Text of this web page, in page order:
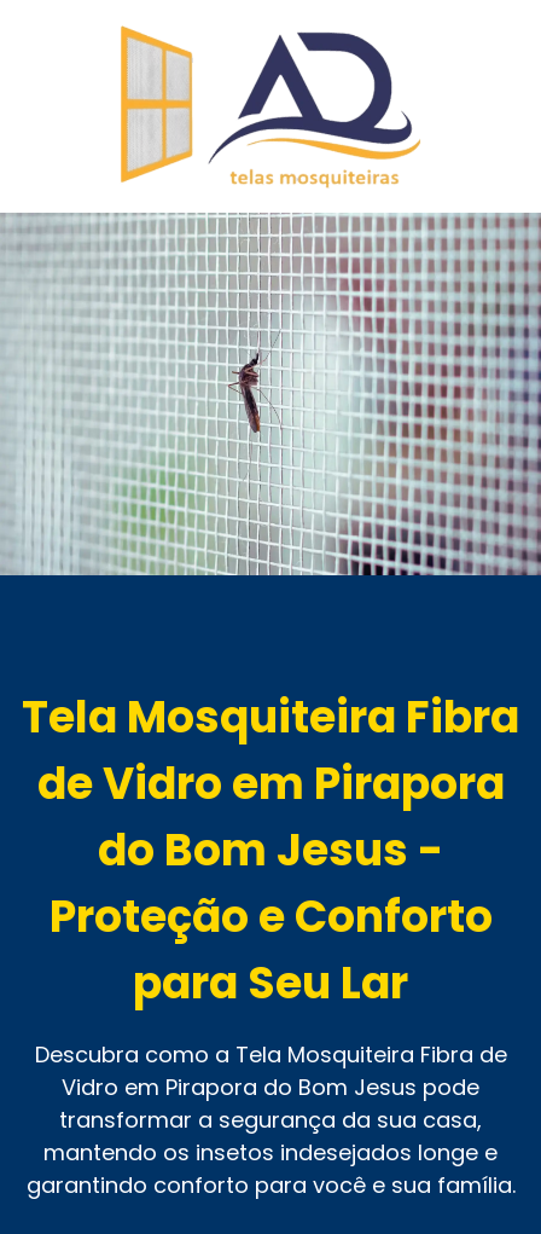
Tela Mosquiteira Fibra
de Vidro em Pirapora
do Bom Jesus -
Proteção e Conforto
para Seu Lar
Descubra como a Tela Mosquiteira Fibra de
Vidro em Pirapora do Bom Jesus pode
transformar a segurança da sua casa,
mantendo os insetos indesejados longe e
garantindo conforto para você e sua família.